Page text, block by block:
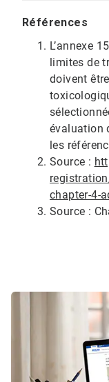
Références
L’annexe
limites de
doivent
évaluation
les
Source :
chapter-4-
Source :